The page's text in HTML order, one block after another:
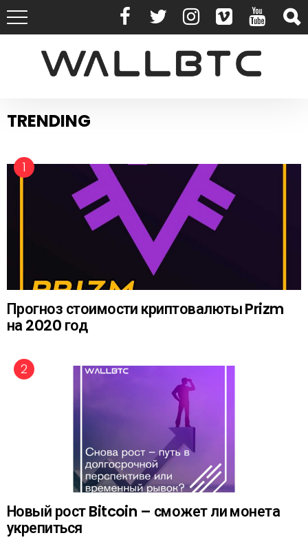
TRENDING
Прогноз стоимости криптовалюты Prizm
на 2020 год
Новый рост Bitcoin – сможет ли монета
укрепиться